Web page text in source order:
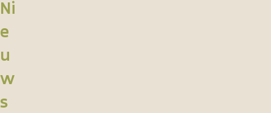
Ni
e
u
w
s